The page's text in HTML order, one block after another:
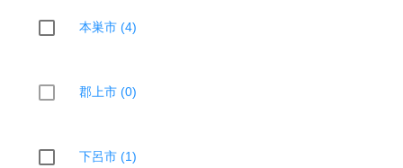
本巣市 (4)
郡上市 (0)
下呂市 (1)